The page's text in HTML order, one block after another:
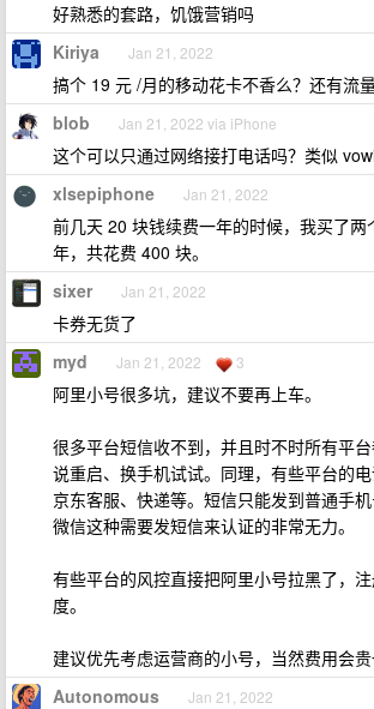
好熟悉的套路，饥饿营销吗
Kiriya Jan 21, 2022
搞个 19 元 /月的移动花卡不香么？还有流
blob Jan 21, 2022 via iPhone
这个可以只通过网络接打电话吗？类似
xlsepiphone Jan 21, 2022
前几天 20 块钱续费一年的时候，我买了两
年，共花费 400 块。
sixer Jan 21, 2022
卡券无货了
myd Jan 21, 2022 3
阿里小号很多坑，建议不要再上车。
很多平台短信收不到，并且时不时所有平
说重启、换手机试试。同理，有些平台的
京东客服、快递等。短信只能发到普通手机
微信这种需要发短信来认证的非常无力。
有些平台的风控直接把阿里小号拉黑了，
度。
建议优先考虑运营商的小号，当然费用会贵
Autonomous Jan 21, 2022